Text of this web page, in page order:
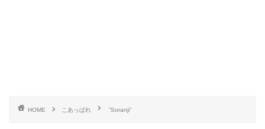
HOME こあっぱれ ”Soranji”